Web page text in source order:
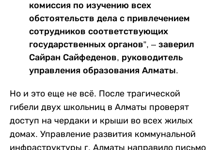
комиссия по изучению всех
обстоятельств дела с привлечением
сотрудников соответствующих
государственных органов”, – заверил
Сайран Сайфеденов, руководитель
управления образования Алматы.
Но и это еще не всё. После трагической
гибели двух школьниц в Алматы проверят
доступ на чердаки и крыши во всех жилых
домах. Управление развития коммунальной
инфраструктуры г. Алматы направило письмо